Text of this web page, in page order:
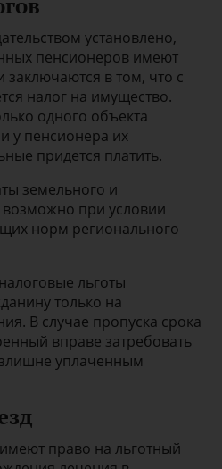
установлено,
пенсионеров имеют
в том, что с
налог на имущество.
одного объекта
у пенсионера их
придется платить.
земельного и
возможно при условии
норм регионального
льготы
только на
В случае пропуска срока
вправе затребовать
уплаченным
право на льготный